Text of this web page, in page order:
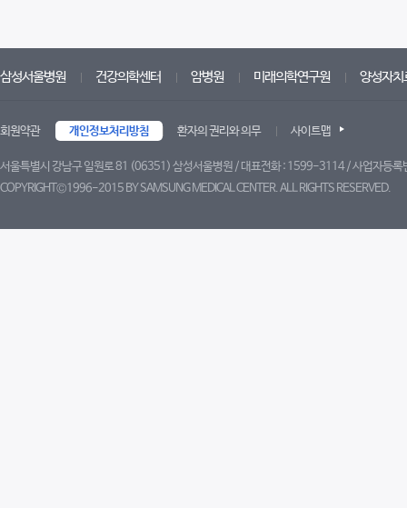
삼성서울병원 건강의학센터 암병원 미래의학연구원 양성자치
회원약관 개인정보처리방침 환자의 권리와 의무 사이트맵
서울특별시 강남구 일원로 81 (06351) 삼성서울병원 / 대표전화 : 1599-3114 / 사업자등
COPYRIGHT©1996-2015 BY SAMSUNG MEDICAL CENTER. ALL RIGHTS RESERVED.